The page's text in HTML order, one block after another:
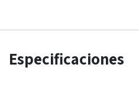
Especificaciones